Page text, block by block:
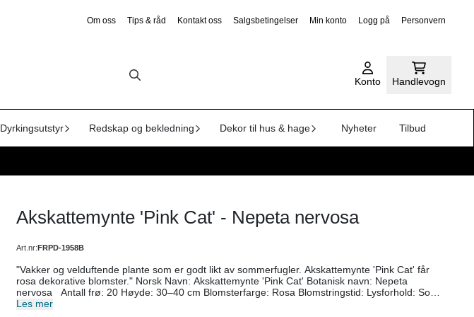
Om oss Tips & råd Kontakt oss Salgsbetingelser Min konto Logg på Personvern
Konto Handlevogn
Dyrkingsutstyr Redskap og bekledning Dekor til hus & hage Nyheter Tilbud
Akskattemynte 'Pink Cat' - Nepeta nervosa
Art.nr:FRPD-1958B
"Vakker og velduftende plante som er godt likt av sommerfugler. Akskattemynte 'Pink Cat' får
rosa dekorative blomster." Norsk Navn: Akskattemynte 'Pink Cat' Botanisk navn: Nepeta
nervosa Antall frø: 20 Høyde: 30–40 cm Blomsterfarge: Rosa Blomstringstid: Lysforhold: Sol
Jordforhold: Trives i veldrenert og tørr jord. Levetid: Såtid: Mars–april, inne og April–juni ute
Les mer